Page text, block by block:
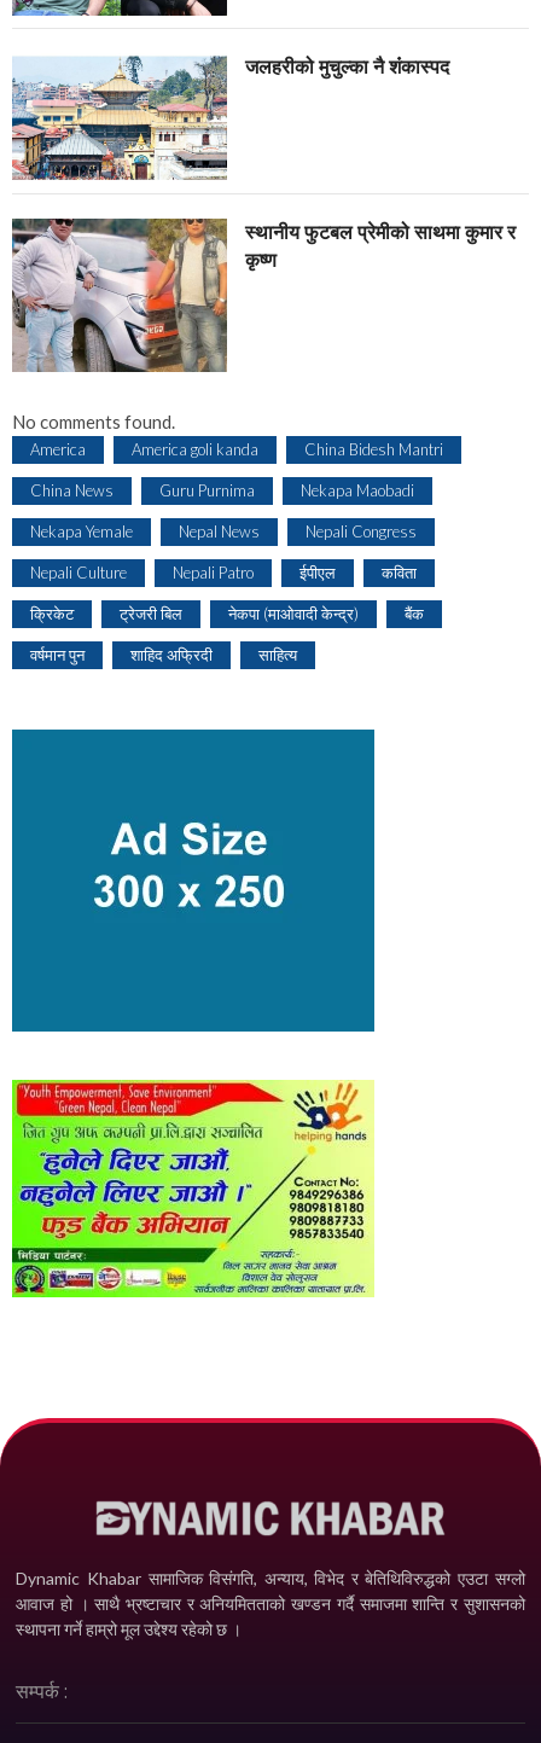
जलहरीको मुचुल्का नै शंंकास्पद
स्थानीय फुटबल प्रेमीको साथमा कुमार र
कृष्ण
No comments found.
America America goli kanda China Bidesh Mantri
China News Guru Purnima Nekapa Maobadi
Nekapa Yemale Nepal News Nepali Congress
Nepali Culture Nepali Patro ईपीएल कविता
क्रिकेट ट्रेजरी बिल नेकपा (माओवादी केन्द्र) बैंक
वर्षमान पुन शाहिद अफ्रिदी साहित्य
Dynamic Khabar सामाजिक विसंगति, अन्याय, विभेद­ र बेतिथिविरुद्धको एउटा सग्लो
आवाज हो । साथै भ्रष्टाचार र अनियमितताको खण्डन गर्दै समाजमा शान्ति र सुशासनको
स्थापना गर्ने हाम्रो मूल उद्देश्य रहेको छ ।
सम्पर्क :